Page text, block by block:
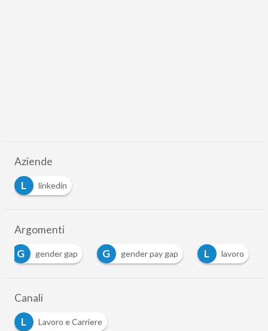
Aziende
L
linkedin
Argomenti
G
gender gap G gender pay gap L lavoro
Canali
L
Lavoro e Carriere